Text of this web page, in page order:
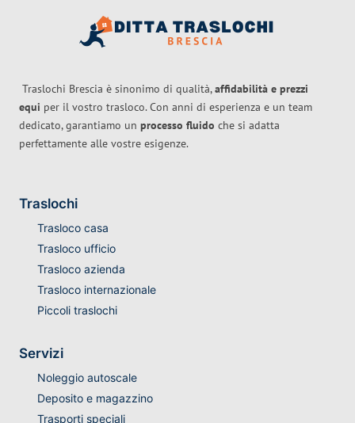
Traslochi Brescia è sinonimo di qualità,affidabilità e prezzi
equi per il vostro trasloco. Con anni di esperienza e un team
dedicato, garantiamo un processo fluido che si adatta
perfettamente alle vostre esigenze.
Traslochi
Trasloco casa
Trasloco ufficio
Trasloco azienda
Trasloco internazionale
Piccoli traslochi
Servizi
Noleggio autoscale
Deposito e magazzino
Trasporti speciali